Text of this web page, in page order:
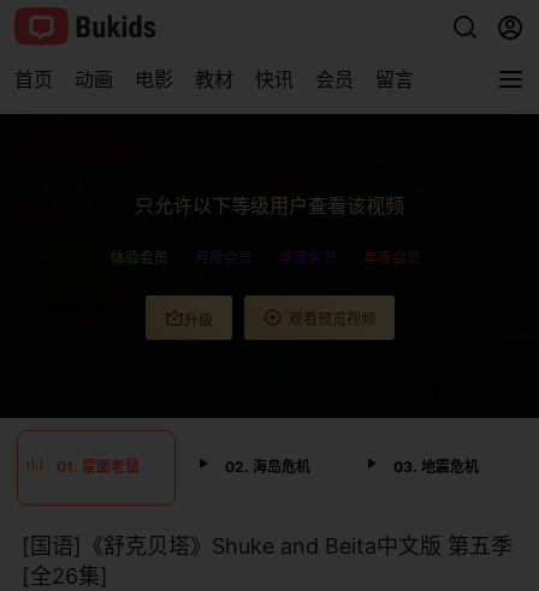
首页 动画 电影 教材 快讯 会员 留言
只允许以下等级用户查看该视频
体验会员 月度会员 季度会员 年度会员
升级 观看预览视频
01. 蒙面老鼠 02. 海岛危机 03. 地震危机
[国语]《舒克贝塔》Shuke and Beita中文版 第五季
[全26集]